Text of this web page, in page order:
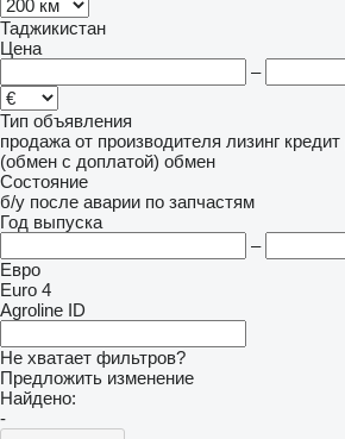
Таджикистан
Цена
–
Тип объявления
продажа от производителя лизинг кредит
(обмен с доплатой) обмен
Состояние
б/у после аварии по запчастям
Год выпуска
–
Евро
Euro 4
Agroline ID
Не хватает фильтров?
Предложить изменение
Найдено:
-